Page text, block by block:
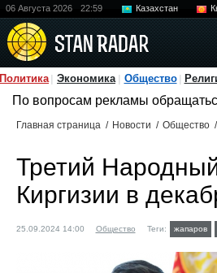
06 Августа 2026 22:59 Казахстан
Политика Экономика Общество
По вопросам рекламы
Главная страница / Новости / Общество /
Третий
Киргизии в
25.09.2024 14:00 Общество Теги: жапаров